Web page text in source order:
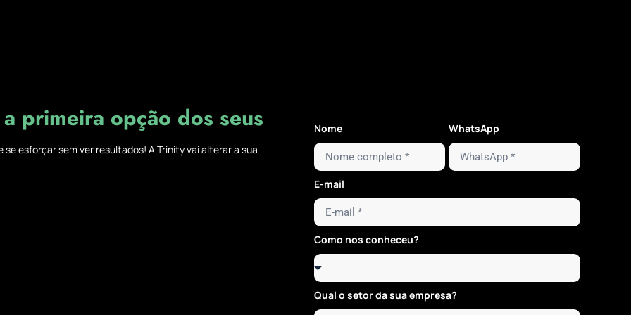
primeira opção dos seus
esforçar sem ver resultados! A Trinity vai alterar a sua
Nome WhatsApp
E-mail
Como nos conheceu?
Qual o setor da sua empresa?